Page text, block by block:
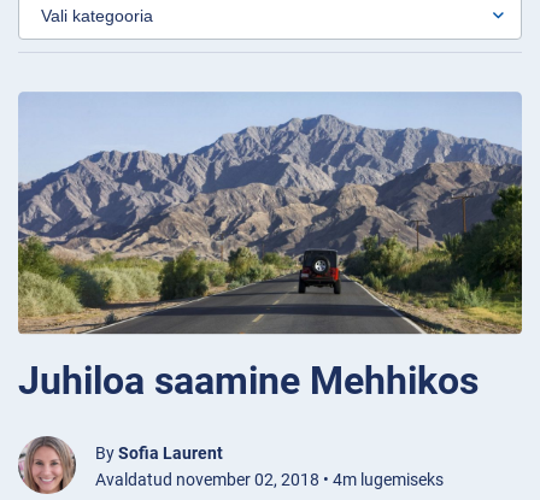
Juhiloa saamine Mehhikos
BySofia Laurent
Avaldatud november 02, 2018 • 4m lugemiseks